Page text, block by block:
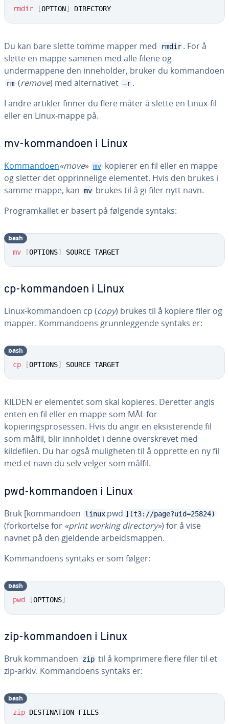
rmdir [OPTION] DIRECTORY
Du kan bare slette tomme mapper med rmdir . For å
slette en mappe sammen med alle filene og
undermappene den inneholder, bruker du kommandoen
rm (remove) med alternativet –r .
I andre artikler finner du flere måter å slette en Linux-fil
eller en Linux-mappe på.
mv-kommandoen i Linux
Kommandoen«move» mv kopierer en fil eller en mappe
og sletter det opprinnelige elementet. Hvis den brukes i
samme mappe, kan mv brukes til å gi filer nytt navn.
Programkallet er basert på følgende syntaks:
mv [OPTIONS] SOURCE TARGET
bash
cp-kommandoen i Linux
Linux-kommandoen cp (copy) brukes til å kopiere filer og
mapper. Kommandoens grunnleggende syntaks er:
cp [OPTIONS] SOURCE TARGET
bash
KILDEN er elementet som skal kopieres. Deretter angis
enten en fil eller en mappe som MÅL for
kopieringsprosessen. Hvis du angir en eksisterende fil
som målfil, blir innholdet i denne overskrevet med
kildefilen. Du har også muligheten til å opprette en ny fil
med et navn du selv velger som målfil.
pwd-kommandoen i Linux
Bruk [kommandoen linux pwd ](t3://page?uid=25824)
(forkortelse for «print working directory») for å vise
navnet på den gjeldende arbeidsmappen.
Kommandoens syntaks er som følger:
pwd [OPTIONS]
bash
zip-kommandoen i Linux
Bruk kommandoen zip til å komprimere flere filer til et
zip-arkiv. Kommandoens syntaks er:
zip DESTINATION FILES
bash